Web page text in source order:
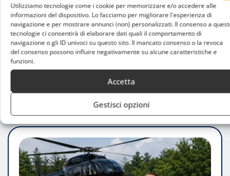
Utilizziamo tecnologie come i cookie per memorizzare e/o accedere alle
informazioni del dispositivo. Lo facciamo per migliorare l'esperienza di
navigazione e per mostrare annunci (non) personalizzati. Il consenso a
tecnologie ci consentirà di elaborare dati quali il comportamento di
navigazione o gli ID univoci su questo sito. Il mancato consenso o la revoca
del consenso possono influire negativamente su alcune caratteristiche e
funzioni.
Accetta
Gestisci opzioni
RELATED STORY